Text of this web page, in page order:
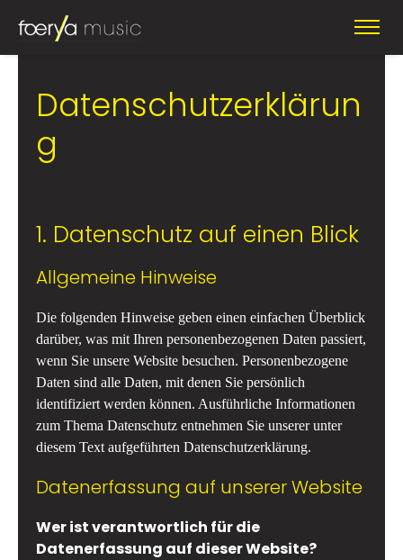
Datenschutzerklärun
g
1. Datenschutz auf einen Blick
Allgemeine Hinweise
Die folgenden Hinweise geben einen einfachen Überblick
darüber, was mit Ihren personenbezogenen Daten passiert,
wenn Sie unsere Website besuchen. Personenbezogene
Daten sind alle Daten, mit denen Sie persönlich
identifiziert werden können. Ausführliche Informationen
zum Thema Datenschutz entnehmen Sie unserer unter
diesem Text aufgeführten Datenschutzerklärung.
Datenerfassung auf unserer Website
Wer ist verantwortlich für die
Datenerfassung auf dieser Website?